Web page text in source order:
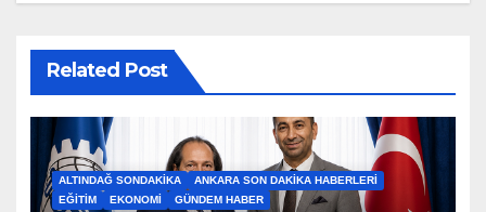
Related Post
ALTINDAĞ SONDAKIKA
ANKARA SON DAKIKA HABERLERI
EĞITIM
EKONOMI GÜNDEM HABER